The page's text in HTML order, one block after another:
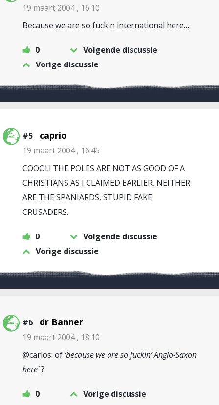
19 maart 2004 , 16:10
Because we are so fuckin international here…
0
Volgende discussie
Vorige discussie
#5 caprio
19 maart 2004 , 16:45
COOOL! THE POLES ARE NOT AS GOOD OF A
CHRISTIANS AS I CLAIMED EARLIER, NEITHER
ARE THE SPANIARDS, STUPID FAKE
CRUSADERS.
0
Volgende discussie
Vorige discussie
#6 dr Banner
19 maart 2004 , 18:10
@carlos: of ’because we are so fuckin’ Anglo-Saxon
here'?
0 Vorige discussie